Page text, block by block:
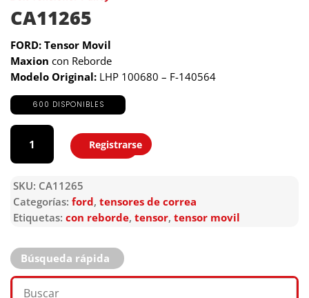
CA11265
FORD: Tensor Movil
Maxion con Reborde
Modelo Original: LHP 100680 – F-140564
600 DISPONIBLES
CA11265
cantidad
Agregar
Registrarse
SKU: CA11265
Categorías: ford, tensores de correa
Etiquetas: con reborde, tensor, tensor movil
Búsqueda rápida